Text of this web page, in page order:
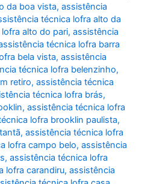
da boa vista,assistência
técnica lofra alto da
alto do pari,assistência
técnica lofra barra
bela vista,assistência
técnica lofra belenzinho,
retiro,assistência técnica
técnica lofra brás,
,assistência técnica lofra
lofra brooklin paulista,
,assistência técnica lofra
lofra campo belo,assistência
,assistência técnica lofra
lofra carandiru,assistência